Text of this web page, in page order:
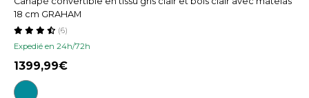
18 cm GRAHAM
Expedié en 24h/72h
(6)
1399,99